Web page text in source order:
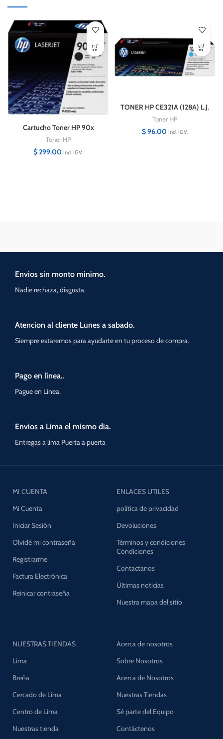
Cartucho Toner HP 90x
(CE390X) Original Alto
Toner HP
$299.00 Incl IGV.
TONER HP CE321A (128A) L.J.
CM1415 CYAN
Toner HP
$96.00 Incl IGV.
Envios sin monto minimo.
Nadie rechaza, disgusta.
Atencion al cliente Lunes a sabado.
Siempre estaremos para ayudarte en tu proceso de compra.
Pago en línea..
Pague en Linea.
Envios a Lima el mismo dia.
Entregas a lima Puerta a puerta
MI CUENTA
Mi Cuenta
Iniciar Sesión
Olvidé mi contraseña
Registrarme
Factura Electrónica
Reinicar contraseña
ENLACES UTILES
política de privacidad
Devoluciones
Términos y condiciones
Condiciones
Contactanos
Últimas noticias
Nuestra mapa del sitio
NUESTRAS TIENDAS
Lima
Breña
Cercado de Lima
Centro de Lima
Nuestras tienda
Acerca de nosotros
Sobre Nosotros
Acerca de Nosotros
Nuestras Tiendas
Sé parte del Equipo
Contáctenos